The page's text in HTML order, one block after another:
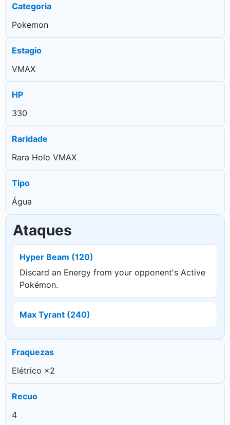
Categoria
Pokemon
Estagio
VMAX
HP
330
Raridade
Rara Holo VMAX
Tipo
Água
Ataques
Hyper Beam (120)
Discard an Energy from your opponent's Active
Pokémon.
Max Tyrant (240)
Fraquezas
Elétrico ×2
Recuo
4